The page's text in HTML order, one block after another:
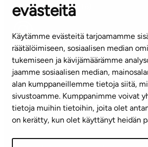
evästeitä
Käytämme evästeitä tarjoamamme
räätälöimiseen, sosiaalisen median
tukemiseen ja kävijämäärämme
jaamme sosiaalisen median,
alan kumppaneillemme tietoja siitä,
sivustoamme. Kumppanimme voivat
tietoja muihin tietoihin, joita olet
on kerätty, kun olet käyttänyt heidän
(arkisin klo 8-16)
info@ta.fi
Tilaa uutiskirje